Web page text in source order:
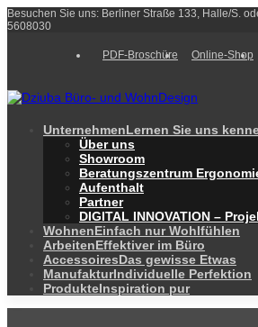
Besuchen Sie uns: Berliner Straße 133, Halle/S.
5608030
Online-Shop
PDF-Broschüre
UnternehmenLernen Sie uns
Über uns
Showroom
Beratungszentrum
Aufenthalt
Partner
DIGITAL INNOVATION –
WohnenEinfach nur Wohlfühlen
ArbeitenEffektiver im Büro
AccessoiresDas gewisse Etwas
ManufakturIndividuelle Perfektion
ProdukteInspiration pur